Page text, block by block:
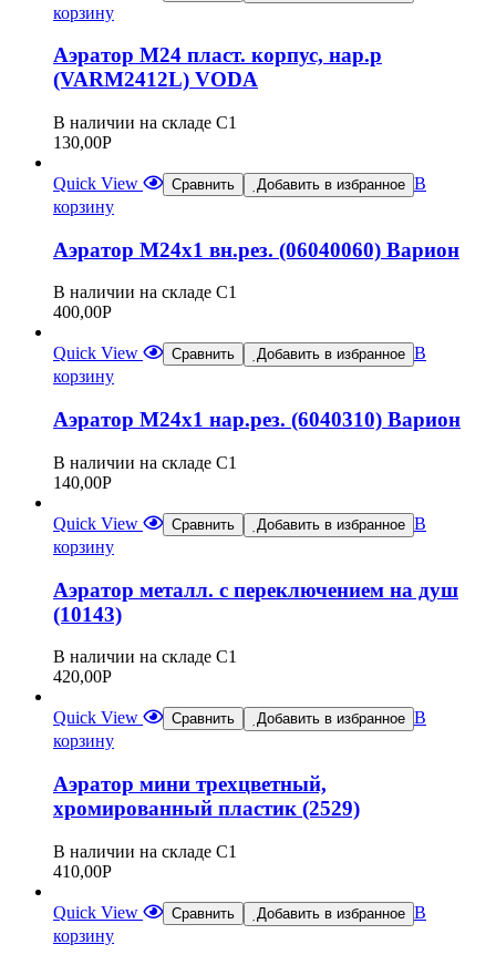
корзину
Аэратор М24 пласт. корпус, нар.р
(VARM2412L) VODA
В наличии на складе С1
130,00Р
Quick View Сравнить Добавить в избранное В
корзину
Аэратор М24х1 вн.рез. (06040060) Варион
В наличии на складе С1
400,00Р
Quick View Сравнить Добавить в избранное В
корзину
Аэратор М24х1 нар.рез. (6040310) Варион
В наличии на складе С1
140,00Р
Quick View Сравнить Добавить в избранное В
корзину
Аэратор металл. с переключением на душ
(10143)
В наличии на складе С1
420,00Р
Quick View Сравнить Добавить в избранное В
корзину
Аэратор мини трехцветный,
хромированный пластик (2529)
В наличии на складе С1
410,00Р
Quick View Сравнить Добавить в избранное В
корзину